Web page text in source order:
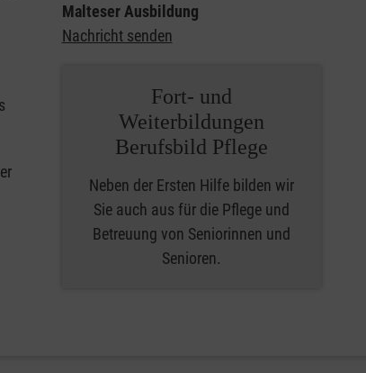
Malteser Ausbildung
Nachricht senden
Fort- und
Weiterbildungen
Berufsbild Pflege
Neben der Ersten Hilfe bilden wir
Sie auch aus für die Pflege und
Betreuung von Seniorinnen und
Senioren.